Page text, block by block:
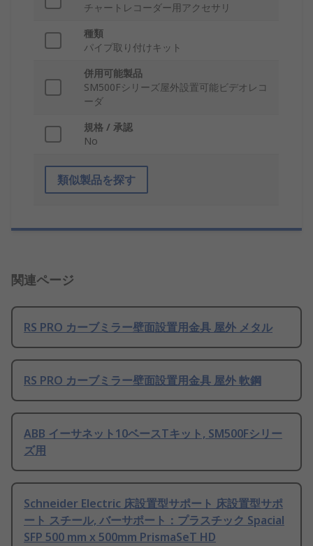
チャートレコーダー用アクセサリ
種類
パイプ取り付けキット
併用可能製品
SM500Fシリーズ屋外設置可能ビデオレコ
ーダ
規格 / 承認
No
類似製品を探す
関連ページ
RS PRO カーブミラー壁面設置用金具 屋外 メタル
RS PRO カーブミラー壁面設置用金具 屋外 軟鋼
ABB イーサネット10ベースTキット, SM500Fシリー
ズ用
Schneider Electric 床設置型サポート 床設置型サポ
ート スチール, バーサポート：プラスチック Spacial
SFP 500 mm x 500mm PrismaSeT HD